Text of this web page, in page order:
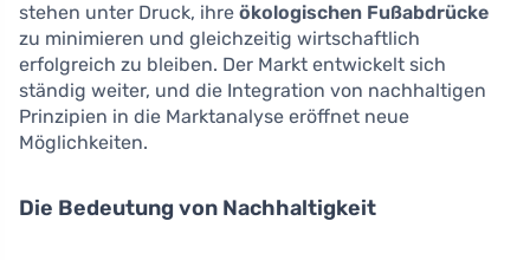
stehen unter Druck, ihre ökologischen Fußabdrücke
zu minimieren und gleichzeitig wirtschaftlich
erfolgreich zu bleiben. Der Markt entwickelt sich
ständig weiter, und die Integration von nachhaltigen
Prinzipien in die Marktanalyse eröffnet neue
Möglichkeiten.
Die Bedeutung von Nachhaltigkeit